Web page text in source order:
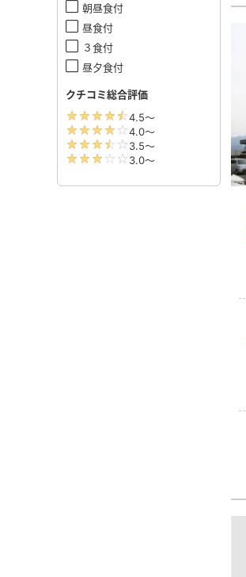
朝昼食付
昼食付
３食付
昼夕食付
クチコミ総合評価